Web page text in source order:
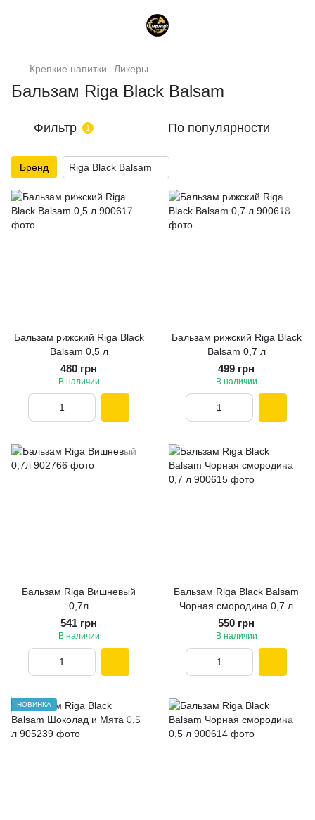
Крепкие напитки Ликеры
Бальзам Riga Black Balsam
Фильтр 1 По популярности
Бренд Riga Black Balsam
Бальзам рижский Riga Black
Balsam 0,5 л
480 грн
В наличии
Бальзам рижский Riga Black
Balsam 0,7 л
499 грн
В наличии
Бальзам Riga Вишневый
0,7л
541 грн
В наличии
Бальзам Riga Black Balsam
Чорная смородина 0,7 л
550 грн
В наличии
НОВИНКА